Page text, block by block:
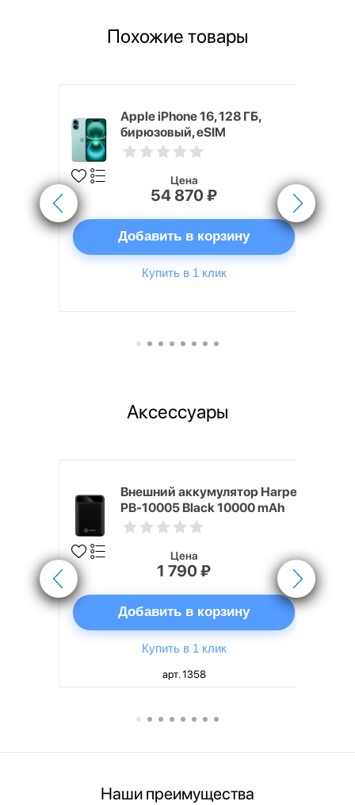
Похожие товары
Apple iPhone 16, 128 ГБ,
бирюзовый, eSIM
Цена
54 870 ₽
Добавить в корзину
Купить в 1 клик
Аксессуары
Внешний аккумулятор Harper
PB-10005 Black 10000 mAh
Цена
1 790 ₽
Добавить в корзину
Купить в 1 клик
арт. 1358
Наши преимущества